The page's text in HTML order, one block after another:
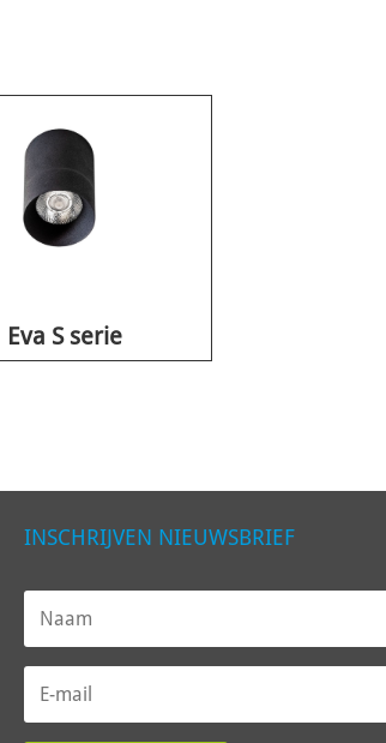
Eva S serie
INSCHRIJVEN NIEUWSBRIEF